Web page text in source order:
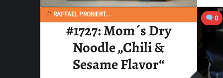
0
RAFFAEL PROBIERT...
#1727: Mom´s Dry
Noodle „Chili &
Sesame Flavor“